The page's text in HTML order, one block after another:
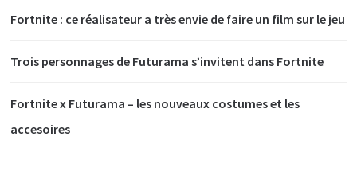
Fortnite : ce réalisateur a très envie de faire un film sur le jeu
Trois personnages de Futurama s’invitent dans Fortnite
Fortnite x Futurama – les nouveaux costumes et les
accesoires